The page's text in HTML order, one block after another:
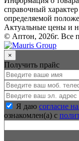
справочный
определяемой
Актуальные цены и
© Аптон, 2026г. Все
×
Получить прайс
Я даю согласие
ознакомлен(а) с